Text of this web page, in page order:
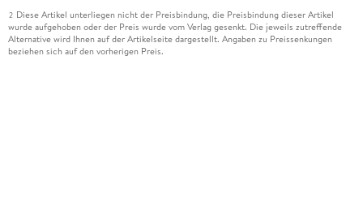
2 Diese Artikel unterliegen nicht der Preisbindung, die Preisbindung dieser Artikel
wurde aufgehoben oder der Preis wurde vom Verlag gesenkt. Die jeweils zutreffende
Alternative wird Ihnen auf der Artikelseite dargestellt. Angaben zu Preissenkungen
beziehen sich auf den vorherigen Preis.